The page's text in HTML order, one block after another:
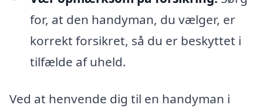
for, at den handyman, du vælger, er
korrekt forsikret, så du er beskyttet i
tilfælde af uheld.
Ved at henvende dig til en handyman i